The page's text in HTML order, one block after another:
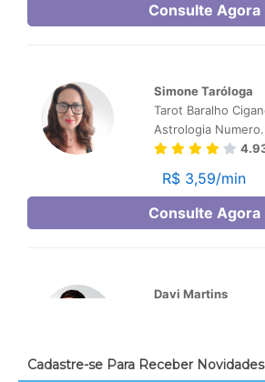
Cadastre-se Para Receber Novidades